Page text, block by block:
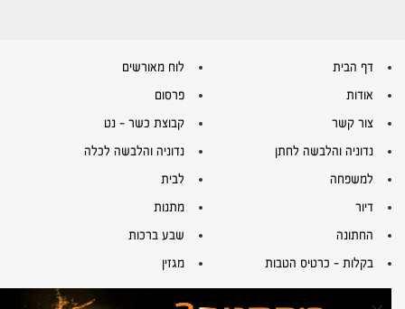
דף הבית
לוח מאורשים
אודות
פרסום
צור קשר
קבוצת כשר – נט
נדוניה והלבשה לחתן
נדוניה והלבשה לכלה
למשפחה
לבית
דיור
מתנות
החתונה
שבע ברכות
בקלות – כרטיס הטבות
מגזין